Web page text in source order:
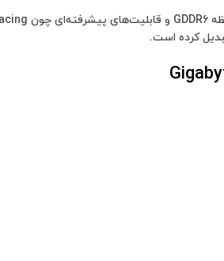
کرده است.